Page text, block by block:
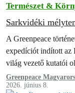
Természet &
Sarkvidéki
A Greenpeace
expedíciót indított az
világ vezető kutatói
területeket tártak fel,
ember…
Greenpeace
2026. június 8.